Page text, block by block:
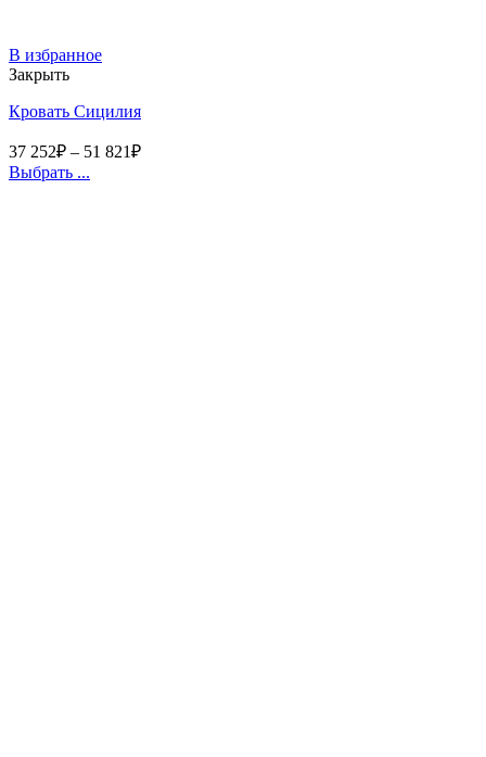
В избранное
Закрыть
Кровать Сицилия
37 252₽ – 51 821₽
Выбрать ...